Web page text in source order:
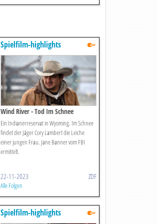
Spielfilm-highlights
Wind River - Tod Im Schnee
Ein Indianerreservat in Wyoming. Im Schnee
findet der Jäger Cory Lambert die Leiche
einer jungen Frau. Jane Banner vom FBI
ermittelt.
22-11-2023 ZDF
Alle Folgen
Spielfilm-highlights